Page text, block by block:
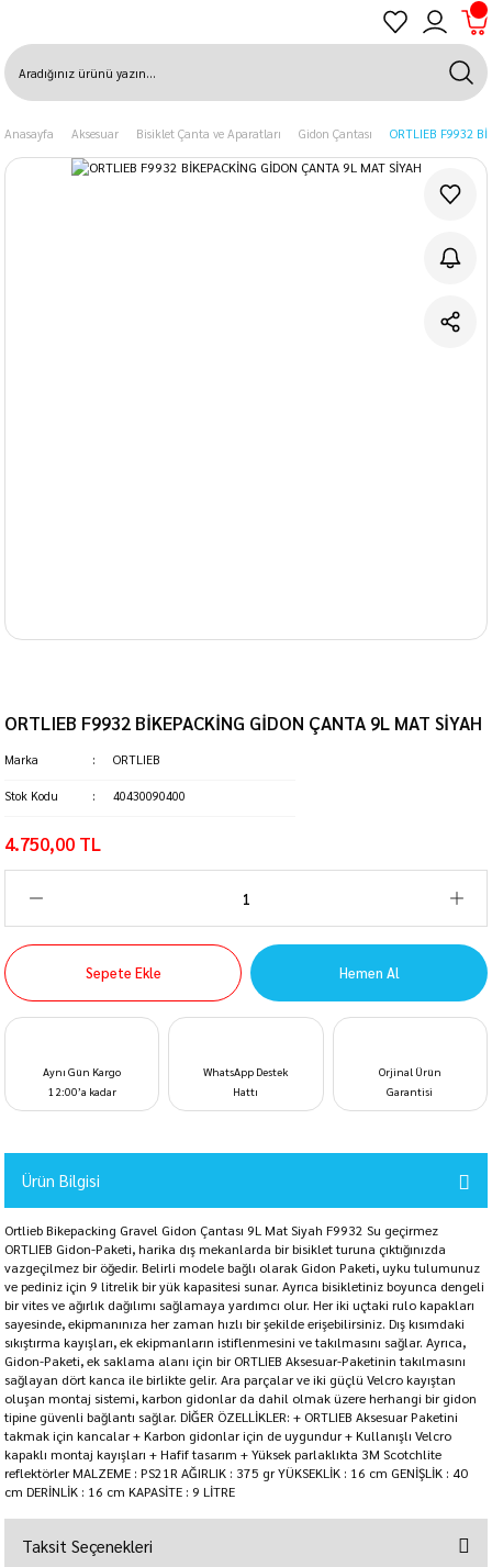
Anasayfa Aksesuar Bisiklet Çanta ve Aparatları Gidon Çantası ORTLIEB F9932
ORTLIEB F9932 BİKEPACKİNG GİDON ÇANTA 9L MAT SİYAH
Marka ORTLIEB
Stok Kodu 40430090400
4.750,00 TL
Sepete Ekle Hemen Al
Aynı Gün Kargo
12:00’a kadar
WhatsApp Destek
Hattı
Orjinal Ürün
Garantisi
Ürün Bilgisi
Ortlieb Bikepacking Gravel Gidon Çantası 9L Mat Siyah F9932 Su geçirmez
ORTLIEB Gidon-Paketi, harika dış mekanlarda bir bisiklet turuna çıktığınızda
vazgeçilmez bir öğedir. Belirli modele bağlı olarak Gidon Paketi, uyku tulumunuz
ve pediniz için 9 litrelik bir yük kapasitesi sunar. Ayrıca bisikletiniz boyunca dengeli
bir vites ve ağırlık dağılımı sağlamaya yardımcı olur. Her iki uçtaki rulo kapakları
sayesinde, ekipmanınıza her zaman hızlı bir şekilde erişebilirsiniz. Dış kısımdaki
sıkıştırma kayışları, ek ekipmanların istiflenmesini ve takılmasını sağlar. Ayrıca,
Gidon-Paketi, ek saklama alanı için bir ORTLIEB Aksesuar-Paketinin takılmasını
sağlayan dört kanca ile birlikte gelir. Ara parçalar ve iki güçlü Velcro kayıştan
oluşan montaj sistemi, karbon gidonlar da dahil olmak üzere herhangi bir gidon
tipine güvenli bağlantı sağlar. DİĞER ÖZELLİKLER: + ORTLIEB Aksesuar Paketini
takmak için kancalar + Karbon gidonlar için de uygundur + Kullanışlı Velcro
kapaklı montaj kayışları + Hafif tasarım + Yüksek parlaklıkta 3M Scotchlite
reflektörler MALZEME : PS21R AĞIRLIK : 375 gr YÜKSEKLİK : 16 cm GENİŞLİK : 40
cm DERİNLİK : 16 cm KAPASİTE : 9 LİTRE
Taksit Seçenekleri